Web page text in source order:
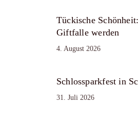
Tückische
Giftfalle werden
4. August 2026
Schlossparkfest in
31. Juli 2026